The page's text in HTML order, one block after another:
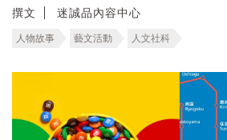
撰文 迷誠品內容中心
人物故事 藝文活動 人文社科